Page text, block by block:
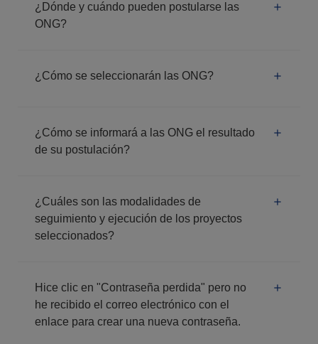
¿Dónde y cuándo pueden postularse las
ONG?
¿Cómo se seleccionarán las ONG?
¿Cómo se informará a las ONG el resultado
de su postulación?
¿Cuáles son las modalidades de
seguimiento y ejecución de los proyectos
seleccionados?
Hice clic en "Contraseña perdida" pero no
he recibido el correo electrónico con el
enlace para crear una nueva contraseña.